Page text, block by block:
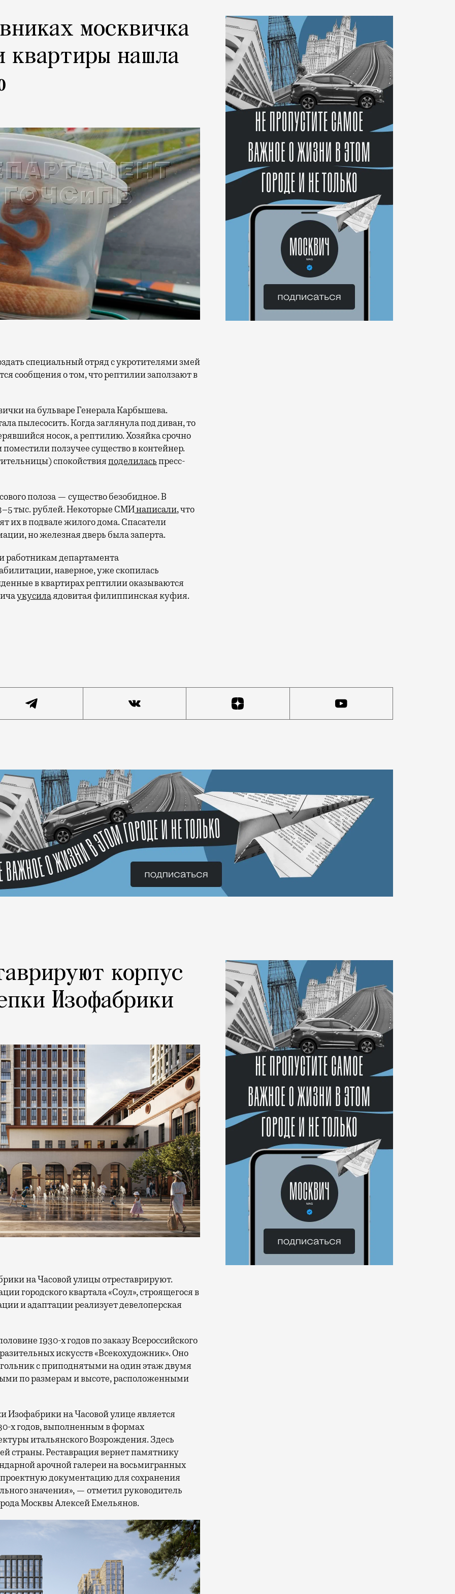
москвичка
квартиры нашла
сообщения о том, что рептилии заползают в
на бульваре Генерала Карбышева.
пылесосить. Когда заглянула под диван, то
носок, а рептилию. Хозяйка срочно
ползучее существо в контейнер.
спокойствияподелиласьпресс-
полоза — существо безобидное. В
тыс. рублей. Некоторые СМИнаписали, что
их в подвале жилого дома. Спасатели
но железная дверь была заперта.
департамента
наверное, уже скопилась
в квартирах рептилии оказываются
укусилаядовитая филиппинская куфия.
специальный отряд с укротителями змей — в новостях постоянно встречаются сообщения о том, что
корпус
Изофабрики
городского квартала «Соул», строящегося в
и адаптации реализует девелоперская
1930-х годов по заказу Всероссийского
искусств «Всекохудожник». Оно
с приподнятыми на один этаж двумя
по размерам и высоте, расположенными
Изофабрики на Часовой улице является
х годов, выполненным в формах
итальянского Возрождения. Здесь
страны. Реставрация вернет памятнику
арочной галереи на восьмигранных
документацию для сохранения
значения», — отметил руководитель
Москвы Алексей Емельянов.